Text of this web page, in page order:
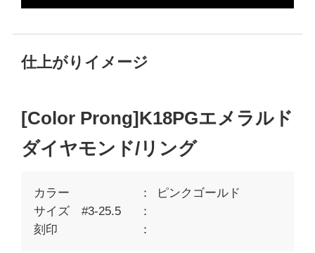
仕上がりイメージ
[Color Prong]K18PGエメラルド
ダイヤモンド/リング
カラー
ピンクゴールド
サイズ #3-25.5
刻印